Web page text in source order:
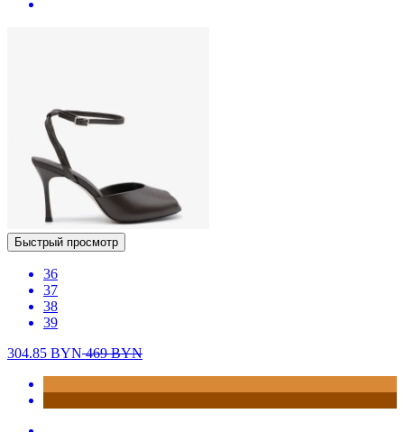
Быстрый просмотр
36
37
38
39
304.85 BYN469BYN